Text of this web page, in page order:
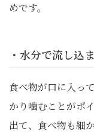
めです。
・水分で流し込
食べ物が口に入っ
かり噛むことがポ
出て、食べ物も細